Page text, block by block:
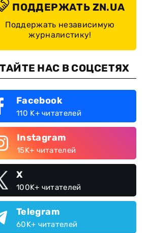
ПОДДЕРЖАТЬ ZN.UA
Поддержать независимую
журналистику!
НАС В СОЦСЕТЯХ
Facebook
110 K+ читателей
Instagram
15K+ читателей
X
100K+ читателей
Telegram
60K+ читателей